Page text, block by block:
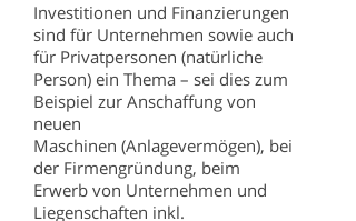
Investitionen und Finanzierungen
sind für Unternehmen sowie auch
für Privatpersonen (natürliche
Person) ein Thema – sei dies zum
Beispiel zur Anschaffung von
neuen
Maschinen (Anlagevermögen), bei
der Firmengründung, beim
Erwerb von Unternehmen und
Liegenschaften inkl.